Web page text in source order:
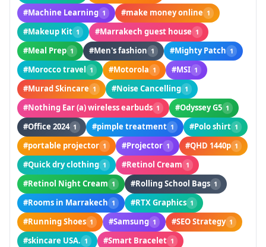
#Machine Learning 1 #make money online 1
#Makeup Kit 1 #Marrakech guest house 1
#Meal Prep 1 #Men's fashion 1 #Mighty Patch 1
#Morocco travel 1 #Motorola 1 #MSI 1
#Murad Skincare 1 #Noise Cancelling 1
#Nothing Ear (a) wireless earbuds 1 #Odyssey G5 1
#Office 2024 1 #pimple treatment 1 #Polo shirt 1
#portable projector 1 #Projector 1 #QHD 1440p 1
#Quick dry clothing 1 #Retinol Cream 1
#Retinol Night Cream 1 #Rolling School Bags 1
#Rooms in Marrakech 1 #RTX Graphics 1
#Running Shoes 1 #Samsung 1 #SEO Strategy 1
#skincare USA. 1 #Smart Bracelet 1